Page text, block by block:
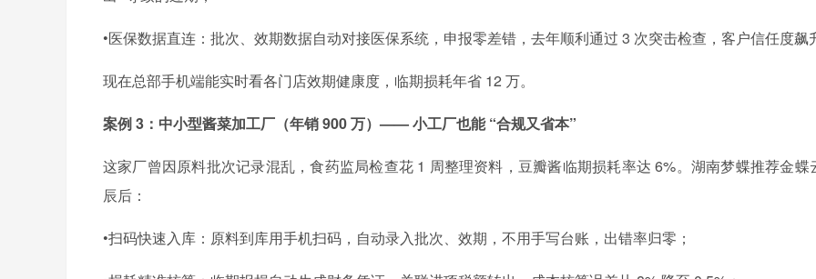
•医保数据直连：批次、效期数据自动对接医保系统，申报零差错，去年顺利通过 3 次突击检查，客户信任度飙
现在总部手机端能实时看各门店效期健康度，临期损耗年省 12 万。
案例 3：中小型酱菜加工厂（年销 900 万）—— 小工厂也能 “合规又省本”
这家厂曾因原料批次记录混乱，食药监局检查花 1 周整理资料，豆瓣酱临期损耗率达 6%。湖南梦蝶推荐金蝶
辰后：
•扫码快速入库：原料到库用手机扫码，自动录入批次、效期，不用手写台账，出错率归零；